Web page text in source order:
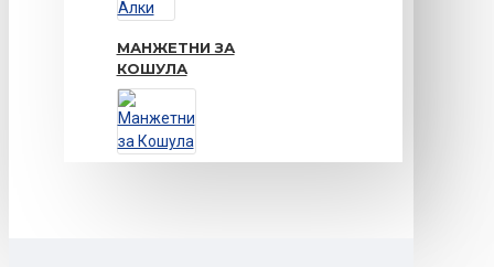
МАНЖЕТНИ ЗА
КОШУЛА